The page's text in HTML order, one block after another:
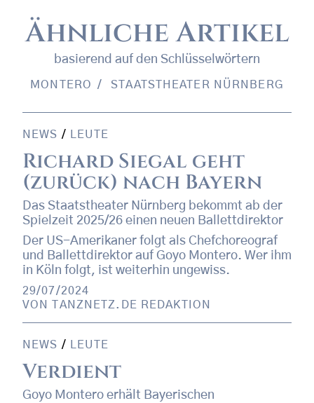
Ähnliche Artikel
basierend auf den Schlüsselwörtern
MONTERO STAATSTHEATER NÜRNBERG
NEWS / LEUTE
Richard Siegal geht
(zurück) nach Bayern
Das Staatstheater Nürnberg bekommt ab der
Spielzeit 2025/26 einen neuen Ballettdirektor
Der US-Amerikaner folgt als Chefchoreograf
und Ballettdirektor auf Goyo Montero. Wer ihm
in Köln folgt, ist weiterhin ungewiss.
29/07/2024
VON
TANZNETZ.DE REDAKTION
NEWS / LEUTE
Verdient
Goyo Montero erhält Bayerischen